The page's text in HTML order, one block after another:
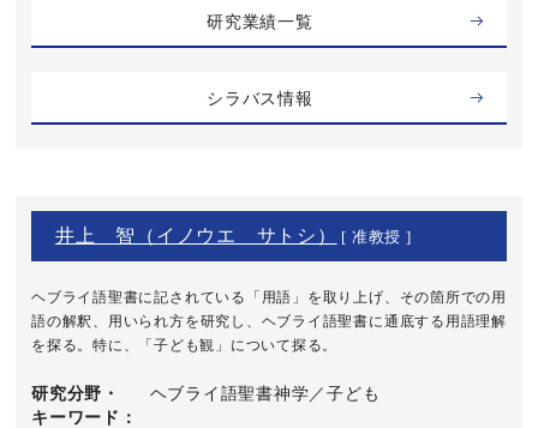
研究業績一覧
シラバス情報
井上 智（イノウエ サトシ） [ 准教授 ]
ヘブライ語聖書に記されている「用語」を取り上げ、その箇所での用
語の解釈、用いられ方を研究し、ヘブライ語聖書に通底する用語理解
を探る。特に、「子ども観」について探る。
研究分野・
キーワード
ヘブライ語聖書神学／子ども